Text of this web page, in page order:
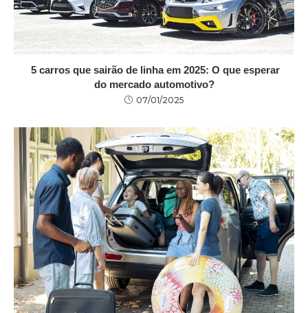
5 carros que sairão de linha em 2025: O que esperar
do mercado automotivo?
07/01/2025